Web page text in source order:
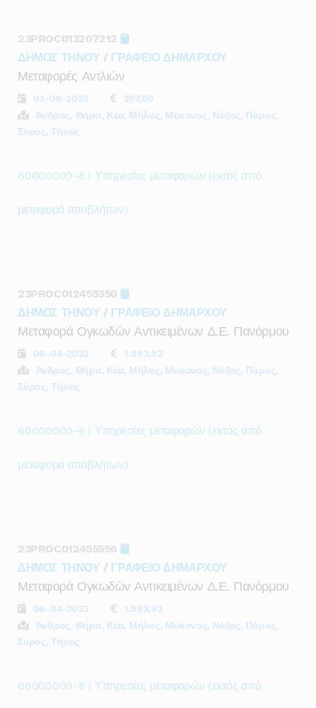
23PROC013207212
ΔΗΜΟΣ ΤΗΝΟΥ / ΓΡΑΦΕΙΟ ΔΗΜΑΡΧΟΥ
Μεταφορές Αντλιών
03-08-2023
297,60
Άνδρος, Θήρα, Κέα, Μήλος, Μύκονος, Νάξος, Πάρος,
Σύρος, Τήνος
60000000-8 | Υπηρεσίες μεταφορών (εκτός από
μεταφορά αποβλήτων)
23PROC012455350
ΔΗΜΟΣ ΤΗΝΟΥ / ΓΡΑΦΕΙΟ ΔΗΜΑΡΧΟΥ
Μεταφορά Ογκωδών Αντικειμένων Δ.ε. Πανόρμου
06-04-2023
1.993,92
Άνδρος, Θήρα, Κέα, Μήλος, Μύκονος, Νάξος, Πάρος,
Σύρος, Τήνος
60000000-8 | Υπηρεσίες μεταφορών (εκτός από
μεταφορά αποβλήτων)
23PROC012455556
ΔΗΜΟΣ ΤΗΝΟΥ / ΓΡΑΦΕΙΟ ΔΗΜΑΡΧΟΥ
Μεταφορά Ογκωδών Αντικειμένων Δ.ε. Πανόρμου
06-04-2023
1.993,92
Άνδρος, Θήρα, Κέα, Μήλος, Μύκονος, Νάξος, Πάρος,
Σύρος, Τήνος
60000000-8 | Υπηρεσίες μεταφορών (εκτός από